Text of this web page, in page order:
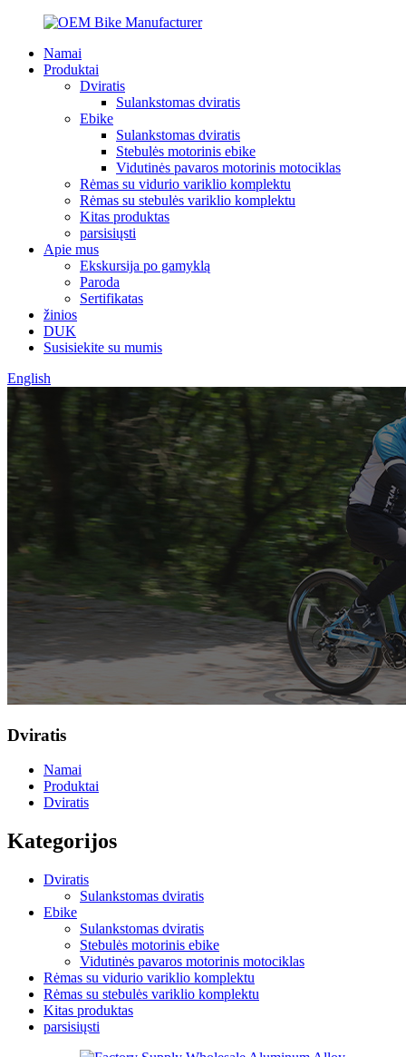
Namai
Produktai
Dviratis
Sulankstomas dviratis
Ebike
Sulankstomas dviratis
Stebulės motorinis ebike
Vidutinės pavaros motorinis motociklas
Rėmas su vidurio variklio komplektu
Rėmas su stebulės variklio komplektu
Kitas produktas
parsisiųsti
Apie mus
Ekskursija po gamyklą
Paroda
Sertifikatas
žinios
DUK
Susisiekite su mumis
English
Dviratis
Namai
Produktai
Dviratis
Kategorijos
Dviratis
Sulankstomas dviratis
Ebike
Sulankstomas dviratis
Stebulės motorinis ebike
Vidutinės pavaros motorinis motociklas
Rėmas su vidurio variklio komplektu
Rėmas su stebulės variklio komplektu
Kitas produktas
parsisiųsti